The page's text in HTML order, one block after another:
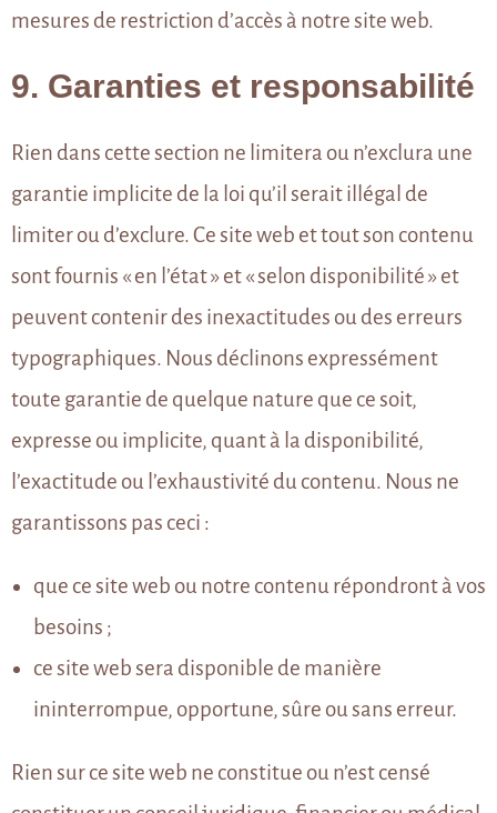
mesures de restriction d’accès à notre site web.
9. Garanties et responsabilité
Rien dans cette section ne limitera ou n’exclura une
garantie implicite de la loi qu’il serait illégal de
limiter ou d’exclure. Ce site web et tout son contenu
sont fournis « en l’état » et « selon disponibilité » et
peuvent contenir des inexactitudes ou des erreurs
typographiques. Nous déclinons expressément
toute garantie de quelque nature que ce soit,
expresse ou implicite, quant à la disponibilité,
l’exactitude ou l’exhaustivité du contenu. Nous ne
garantissons pas ceci :
que ce site web ou notre contenu répondront à vos
besoins ;
ce site web sera disponible de manière
ininterrompue, opportune, sûre ou sans erreur.
Rien sur ce site web ne constitue ou n’est censé